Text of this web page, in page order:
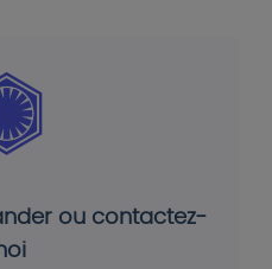
ou contactez-